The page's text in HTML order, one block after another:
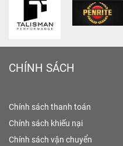
CHÍNH SÁCH
Chính sách thanh toán
Chính sách khiếu nại
Chính sách vận chuyển